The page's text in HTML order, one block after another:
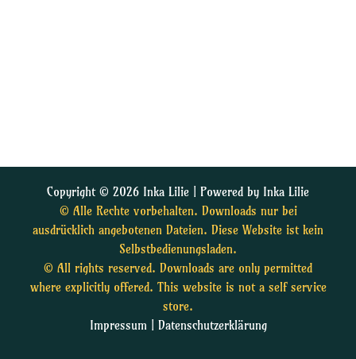
Copyright © 2026 Inka Lilie | Powered by Inka Lilie
© Alle Rechte vorbehalten. Downloads nur bei
ausdrücklich angebotenen Dateien. Diese Website ist kein
Selbstbedienungsladen.
© All rights reserved. Downloads are only permitted
where explicitly offered. This website is not a self service
store.
Impressum| Datenschutzerklärung